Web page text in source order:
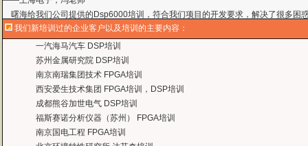
——公安部第三研究所，项目部负责人李先生
MTK培训-我在网上找了很久，就是找不到。在曙海居然有MTK驱动的培训，老
——台湾双扬科技，研发处经理，杨先生
曙海对我们公司的iPhone培训，实验项目很多，确实学到了东西。受益无穷 啊
——台湾欧泽科技,张工
通过参加Symbian培训，再做Symbian相关的项目感觉更加得心应手了，理 论加
——IBM公司，沈经理
有曙海这样的DSP开发培训单位，是教育行业的财富，听了他们的课，茅塞顿开。
——上海医疗器械高等学校，罗老师
曙海的andriod 系统与应用培训完全符合了我公司的要求，达到了我公司培训的
我们新培训过的企业客户以及培训的主要内容：
一汽海马汽车 DSP培训
苏州金属研究院 DSP培训
南京南瑞集团技术 FPGA培训
西安爱生技术集团 FPGA培训，DSP培训
成都熊谷加世电气 DSP培训
福斯赛诺分析仪器（苏州） FPGA培训
南京国电工程 FPGA培训